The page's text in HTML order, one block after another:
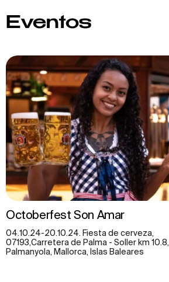
Eventos
Octoberfest Son Amar
04.10.24-20.10.24. Fiesta de cerveza,
07193,Carretera de Palma - Soller km 10.8,
Palmanyola, Mallorca, Islas Baleares